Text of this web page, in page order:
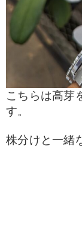
こちらは高芽
す。
株分けと一緒